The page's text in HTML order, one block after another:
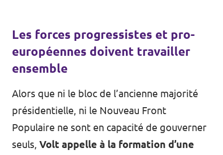
Les forces progressistes et pro-
européennes doivent travailler
ensemble
Alors que ni le bloc de l’ancienne majorité
présidentielle, ni le Nouveau Front
Populaire ne sont en capacité de gouverner
seuls, Volt appelle à la formation d’une